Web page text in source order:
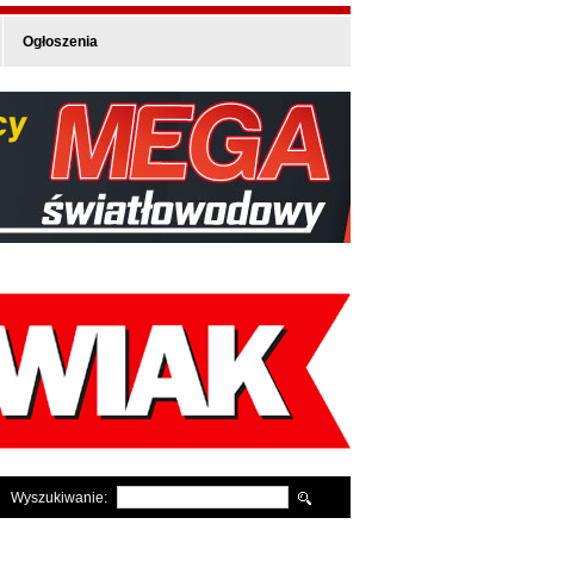
Ogłoszenia
Wyszukiwanie: